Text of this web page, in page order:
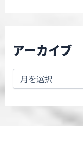
アーカイブ